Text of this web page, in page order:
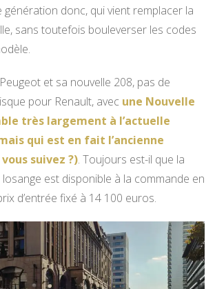
génération donc, qui vient remplacer la
sans toutefois bouleverser les codes
et sa nouvelle 208, pas de
pour Renault, avec une Nouvelle
très largement à l’actuelle
qui est en fait l’ancienne
suivez ?). Toujours est-il que la
est disponible à la commande en
d’entrée fixé à 14 100 euros.